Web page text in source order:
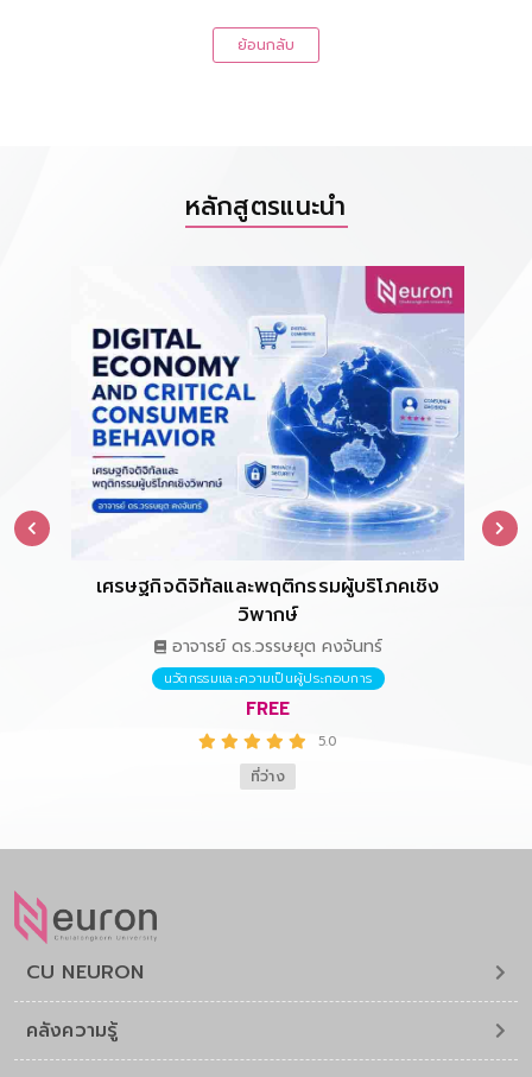
ย้อนกลับ
หลักสูตรแนะนำ
เศรษฐกิจดิจิทัลและพฤติกรรมผู้บริโภคเชิง
วิพากษ์
อาจารย์ ดร.วรรษยุต คงจันทร์
นวัตกรรมและความเป็นผู้ประกอบการ
FREE
5.0
ที่ว่าง
CU NEURON
คลังความรู้